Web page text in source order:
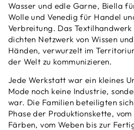
Wasser und edle Garne, Biella
Wolle und Venedig für Handel
Verbreitung. Das Textilhandwerk
dichten Netzwerk von Wissen
Händen, verwurzelt im
der Welt zu kommunizieren.
Jede Werkstatt war ein kleines
Mode noch keine Industrie,
war. Die Familien beteiligten
Phase der Produktionskette,
Färben, vom Weben bis zur